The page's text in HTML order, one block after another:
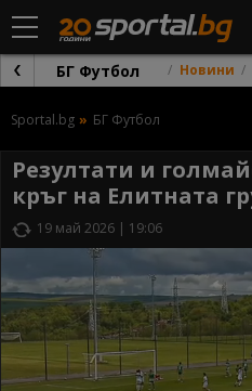
БГ Футбол Новини
Sportal.bg БГ Футбол
Резултати и
кръг на Елитната
19 май 2026 | 19:06